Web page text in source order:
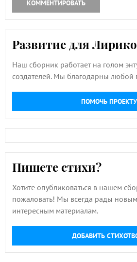
КОММЕНТИРОВАТЬ
Развитие для
Наш сборник работает на голом
создателей. Мы благодарны
ПОМОЧЬ ПРОЕКТУ
Пишете стихи?
Хотите опубликоваться в нашем
пожаловать! Мы всегда рады
интересным материалам.
ДОБАВИТЬ